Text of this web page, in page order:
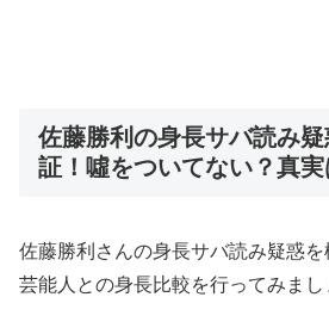
佐藤勝利の身長サバ読み
証！噓をついてない？真実
佐藤勝利さんの身長サバ読み疑惑
芸能人との身長比較を行ってみまし